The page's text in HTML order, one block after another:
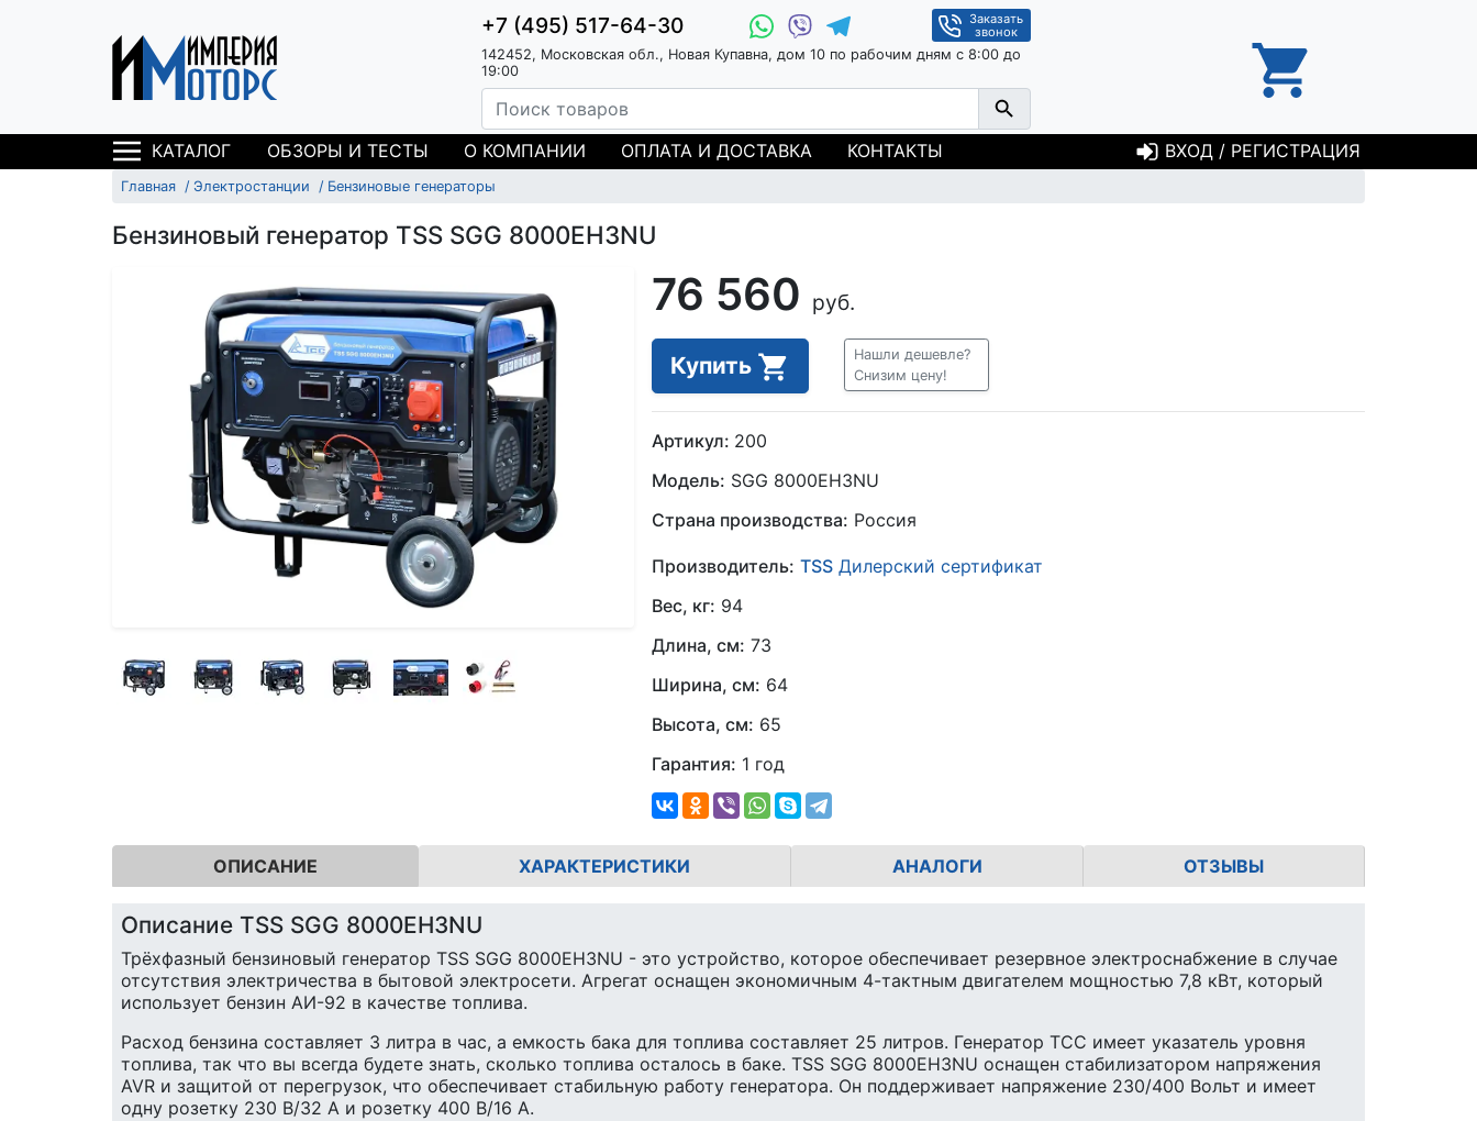
+7 (495) 517-64-30
Заказать
звонок
142452, Московская обл., Новая Купавна, дом 10 по рабочим дням с 8:00 до
19:00
КАТАЛОГ ОБЗОРЫ И ТЕСТЫ О КОМПАНИИ ОПЛАТА И ДОСТАВКА КОНТАКТЫ ВХОД / РЕГИСТРАЦИЯ
Главная Электростанции Бензиновые генераторы
Бензиновый генератор TSS SGG 8000EH3NU
76 560 руб.
Купить
Нашли дешевле?
Снизим цену!
Артикул: 200
Модель: SGG 8000EH3NU
Страна производства: Россия
Производитель: TSS Дилерский сертификат
Вес, кг: 94
Длина, см: 73
Ширина, см: 64
Высота, см: 65
Гарантия: 1 год
ОПИСАНИЕ ХАРАКТЕРИСТИКИ АНАЛОГИ ОТЗЫВЫ
Описание TSS SGG 8000EH3NU
Трёхфазный бензиновый генератор TSS SGG 8000EH3NU - это устройство, которое обеспечивает резервное электроснабжение в случае
отсутствия электричества в бытовой электросети. Агрегат оснащен экономичным 4-тактным двигателем мощностью 7,8 кВт, который
использует бензин АИ-92 в качестве топлива.
Расход бензина составляет 3 литра в час, а емкость бака для топлива составляет 25 литров. Генератор ТСС имеет указатель уровня
топлива, так что вы всегда будете знать, сколько топлива осталось в баке. TSS SGG 8000EH3NU оснащен стабилизатором напряжения
AVR и защитой от перегрузок, что обеспечивает стабильную работу генератора. Он поддерживает напряжение 230/400 Вольт и имеет
одну розетку 230 В/32 А и розетку 400 В/16 А.